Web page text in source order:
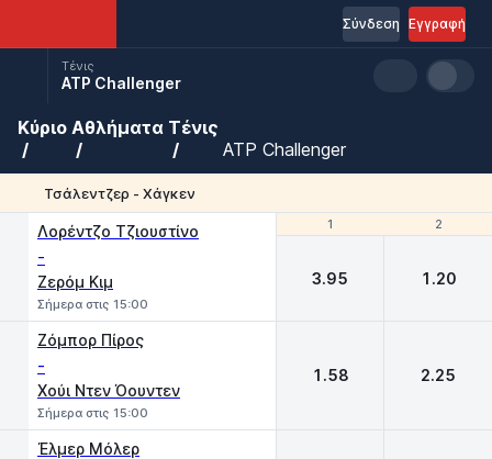
Εγγραφή
Σύνδεση
Τένις
ATP Challenger
Κύριο Αθλήματα Τένις
ATP Challenger
Τσάλεντζερ - Χάγκεν
1 2
Λορέντζο Τζιουστίνο
-
Ζερόμ Κιμ
Σήμερα στις 15:00
1 2
3.95 1.20
Ζόμπορ Πίρος
-
Χούι Ντεν Όουντεν
Σήμερα στις 15:00
1.58 2.25
Έλμερ Μόλερ